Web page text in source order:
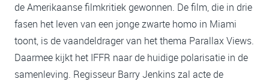
de Amerikaanse filmkritiek gewonnen. De film, die in drie
fasen het leven van een jonge zwarte homo in Miami
toont, is de vaandeldrager van het thema Parallax Views.
Daarmee kijkt het IFFR naar de huidige polarisatie in de
samenleving. Regisseur Barry Jenkins zal acte de